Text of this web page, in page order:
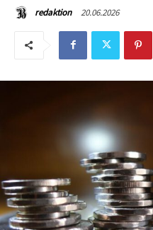
redaktion 20.06.2026